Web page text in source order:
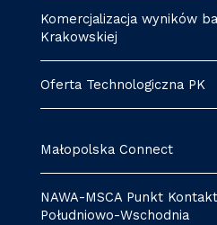
Komercjalizacja wyników
Krakowskiej
Oferta Technologiczna PK
Małopolska Connect
NAWA-MSCA Punkt
Południowo-Wschodnia